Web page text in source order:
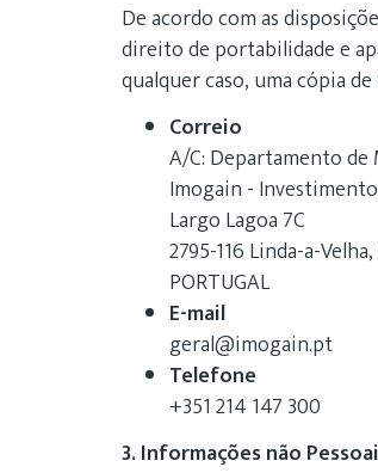
De acordo com as
direito de portabilidade e
qualquer caso, uma cópia
Correio
A/C: Departamento
Imogain -
Largo Lagoa 7C
2795-116 Linda-a-
PORTUGAL
E-mail
geral@imogain.pt
Telefone
+351 214 147 300
3. Informações não